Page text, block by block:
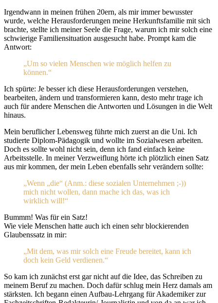
Irgendwann in meinen frühen 20ern, als mir immer bewusster
wurde, welche Herausforderungen meine Herkunftsfamilie mit sich
brachte, stellte ich meiner Seele die Frage, warum ich mir solch eine
schwierige Familiensituation ausgesucht habe. Prompt kam die
Antwort:
„Um so vielen Menschen wie möglich helfen zu
können.“
Ich spürte: Je besser ich diese Herausforderungen verstehen,
bearbeiten, ändern und transformieren kann, desto mehr trage ich
auch für andere Menschen die Antworten und Lösungen in die Welt
hinaus.
Mein beruflicher Lebensweg führte mich zuerst an die Uni. Ich
studierte Diplom-Pädagogik und wollte im Sozialwesen arbeiten.
Doch es sollte wohl nicht sein, denn ich fand einfach keine
Arbeitsstelle. In meiner Verzweiflung hörte ich plötzlich einen Satz
aus mir kommen, der mein Leben ebenfalls sehr verändern sollte:
„Wenn „die“ (Anm.: diese sozialen Unternehmen ;-))
mich nicht wollen, dann mache ich das, was ich
wirklich will!“
Bummm! Was für ein Satz!
Wie viele Menschen hatte auch ich einen sehr blockierenden
Glaubenssatz in mir:
„Mit dem, was mir solch eine Freude bereitet, kann ich
doch kein Geld verdienen.“
So kam ich zunächst erst gar nicht auf die Idee, das Schreiben zu
meinem Beruf zu machen. Doch dafür schlug mein Herz damals am
stärksten. Ich begann einen Aufbau-Lehrgang für Akademiker zur